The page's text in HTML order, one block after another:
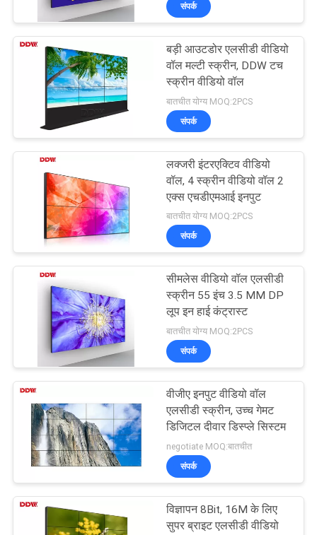
गुणवत्ता
नियंत्रण
समाचार
की
विनती
CASE
CENTER
साइटमैप
PRIVACY
POLICY
संपर्क
बड़ी आउटडोर एलसीडी वीडियो
वॉल मल्टी स्क्रीन, DDW टच
स्क्रीन वीडियो वॉल
बातचीत योग्य MOQ:2PCS
संपर्क
लक्जरी इंटरएक्टिव वीडियो
वॉल, 4 स्क्रीन वीडियो वॉल 2
एक्स एचडीएमआई इनपुट
बातचीत योग्य MOQ:2PCS
संपर्क
सीमलेस वीडियो वॉल एलसीडी
स्क्रीन 55 इंच 3.5 MM DP
लूप इन हाई कंट्रास्ट
बातचीत योग्य MOQ:2PCS
संपर्क
वीजीए इनपुट वीडियो वॉल
एलसीडी स्क्रीन, उच्च गेमट
डिजिटल दीवार डिस्प्ले सिस्टम
negotiate MOQ:बातचीत
संपर्क
विज्ञापन 8Bit, 16M के लिए
सुपर ब्राइट एलसीडी वीडियो